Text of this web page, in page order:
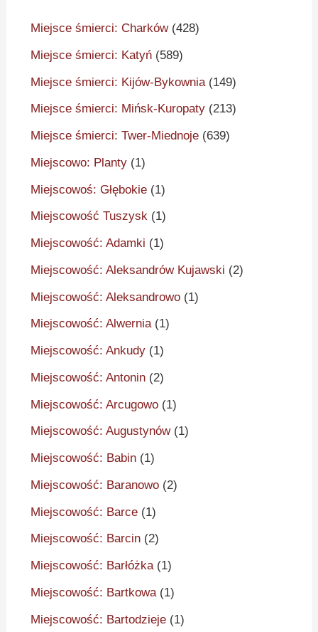
Miejsce śmierci: Charków(428)
Miejsce śmierci: Katyń (589)
Miejsce śmierci: Kijów-Bykownia (149)
Miejsce śmierci: Mińsk-Kuropaty (213)
Miejsce śmierci: Twer-Miednoje (639)
Miejscowo: Planty (1)
Miejscowoś: Głębokie (1)
Miejscowość Tuszysk (1)
Miejscowość: Adamki (1)
Miejscowość: Aleksandrów Kujawski (2)
Miejscowość: Aleksandrowo (1)
Miejscowość: Alwernia(1)
Miejscowość: Ankudy (1)
Miejscowość: Antonin (2)
Miejscowość: Arcugowo (1)
Miejscowość: Augustynów(1)
Miejscowość: Babin (1)
Miejscowość: Baranowo (2)
Miejscowość: Barce (1)
Miejscowość: Barcin (2)
Miejscowość: Barłóżka(1)
Miejscowość: Bartkowa(1)
Miejscowość: Bartodzieje (1)